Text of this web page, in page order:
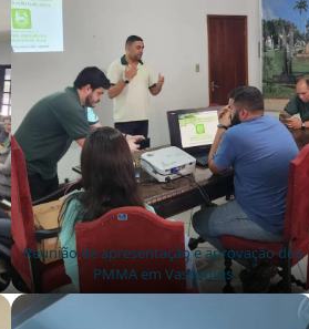
Reunião de apresentação e aprovação dos
PMMA em Vassouras